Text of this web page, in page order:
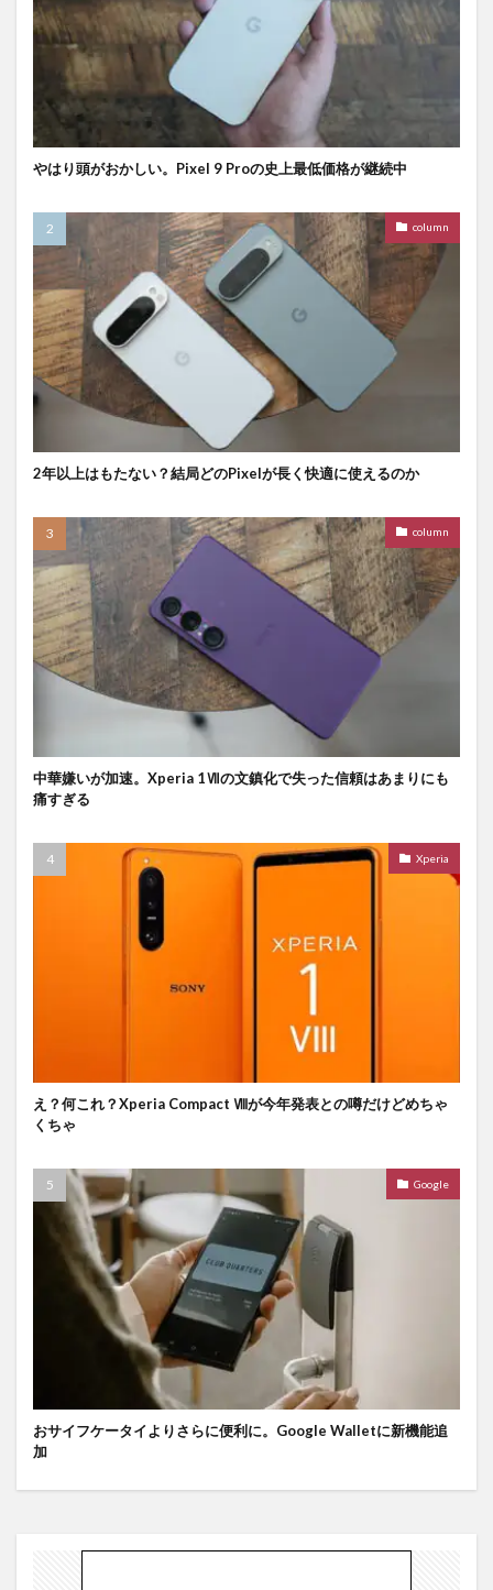
やはり頭がおかしい。Pixel 9 Proの史上最低価格が継続中
column
2年以上はもたない？結局どのPixelが長く快適に使えるのか
column
中華嫌いが加速。Xperia 1Ⅶの文鎮化で失った信頼はあまりにも
痛すぎる
Xperia
え？何これ？Xperia Compact Ⅷが今年発表との噂だけどめちゃ
くちゃ
Google
おサイフケータイよりさらに便利に。Google Walletに新機能追
加